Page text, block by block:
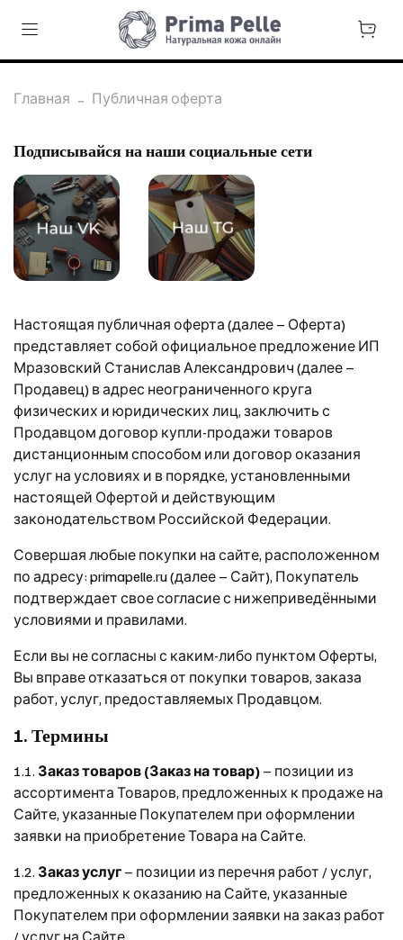
Главная Публичная оферта
Подписывайся на наши социальные сети
Настоящая публичная оферта (далее – Оферта)
представляет собой официальное предложение ИП
Мразовский Станислав Александрович (далее –
Продавец) в адрес неограниченного круга
физических и юридических лиц, заключить с
Продавцом договор купли-продажи товаров
дистанционным способом или договор оказания
услуг на условиях и в порядке, установленными
настоящей Офертой и действующим
законодательством Российской Федерации.
Совершая любые покупки на сайте, расположенном
по адресу: primapelle.ru (далее – Сайт), Покупатель
подтверждает свое согласие с нижеприведёнными
условиями и правилами.
Если вы не согласны с каким-либо пунктом Оферты,
Вы вправе отказаться от покупки товаров, заказа
работ, услуг, предоставляемых Продавцом.
1. Термины
1.1. Заказ товаров (Заказ на товар) – позиции из
ассортимента Товаров, предложенных к продаже на
Сайте, указанные Покупателем при оформлении
заявки на приобретение Товара на Сайте.
1.2. Заказ услуг – позиции из перечня работ / услуг,
предложенных к оказанию на Сайте, указанные
Покупателем при оформлении заявки на заказ работ
/ услуг на Сайте.